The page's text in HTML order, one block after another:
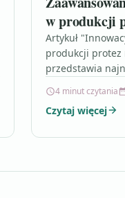
w produkcji
nogowych
Artykuł
produkcji protez
przedstawia
produkcji protez
które mają
4 minut czytania
Czytaj więcej